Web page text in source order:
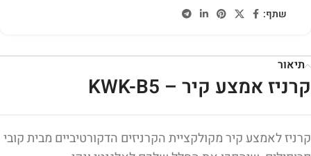
שתף:
תיאור
קרניז אמצע קיר – KWK-B5
קרניז לאמצע קיר מקולקציית הקרניזים הדקורטיביים מבית קובי